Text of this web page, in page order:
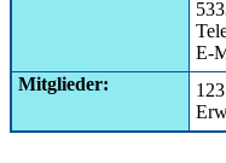
E-
Mitglieder: